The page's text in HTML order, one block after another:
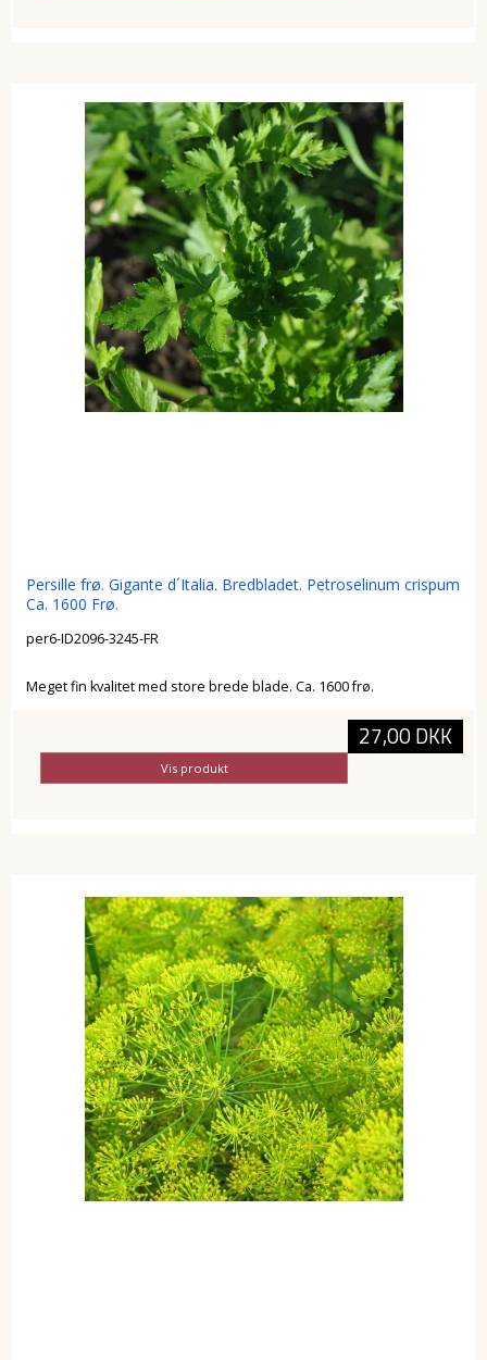
Persille frø. Gigante d´Italia. Bredbladet. Petroselinum crispum
Ca. 1600 Frø.
per6-ID2096-3245-FR
Meget fin kvalitet med store brede blade. Ca. 1600 frø.
27,00 DKK
Vis produkt